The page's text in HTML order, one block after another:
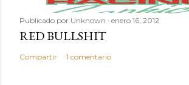
r
i
Publicado por Unknown enero 16, 2012
RED BULLSHIT
Compartir 1 comentario